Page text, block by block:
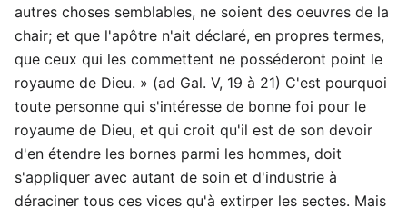
autres choses semblables, ne soient des oeuvres de la
chair; et que l'apôtre n'ait déclaré, en propres termes,
que ceux qui les commettent ne posséderont point le
royaume de Dieu. » (ad Gal. V, 19 à 21) C'est pourquoi
toute personne qui s'intéresse de bonne foi pour le
royaume de Dieu, et qui croit qu'il est de son devoir
d'en étendre les bornes parmi les hommes, doit
s'appliquer avec autant de soin et d'industrie à
déraciner tous ces vices qu'à extirper les sectes. Mais